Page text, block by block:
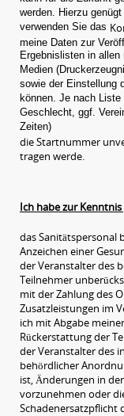
werden. Hierzu
verwenden Sie das
meine Daten zur
Ergebnislisten in
Medien
sowie der Einstellung
können. Je nach
Geschlecht, ggf.
Zeiten)
die Startnummer
tragen werde.
Ich habe zur
das Sanitätspersonal
Anzeichen einer
der Veranstalter des
Teilnehmer
mit der Zahlung des
Zusatzleistungen im
ich mit Abgabe
Rückerstattung der
der Veranstalter des
behördlicher
ist, Änderungen in
vorzunehmen oder
Schadenersatzpflicht